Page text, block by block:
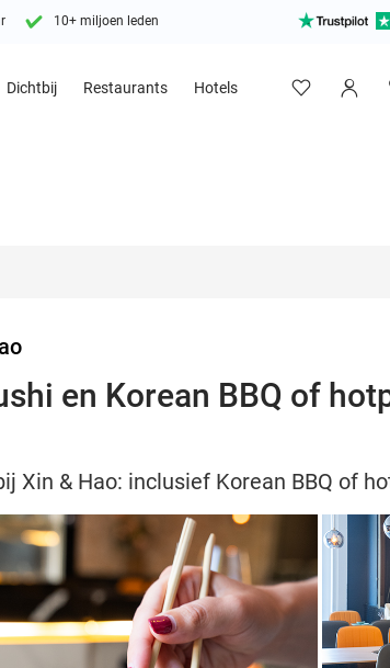
10+ miljoen leden
Dichtbij Restaurants Hotels
en Korean BBQ of
Xin & Hao: inclusief Korean BBQ of